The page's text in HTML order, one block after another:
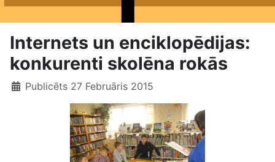
Internets un enciklopēdijas:
konkurenti skolēna rokās
Publicēts 27 Februāris 2015